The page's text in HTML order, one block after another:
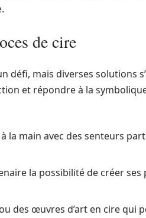
de cire
défi, mais diverses solutions
et répondre à la
la main avec des senteurs
la possibilité de créer ses
des œuvres d’art en cire qui